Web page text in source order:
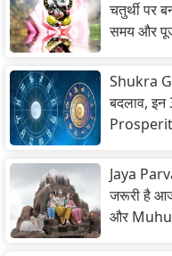
चतुर्थी पर
समय और
Shukra
बदलाव,
Jaya
जरूरी है आज
और